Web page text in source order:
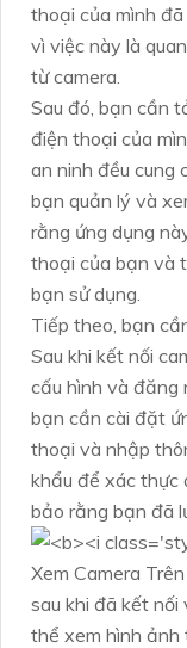
thoại của mình
vì việc này là
từ camera.
Sau đó, bạn cần
điện thoại của
an ninh đều cung
bạn quản lý và
rằng ứng dụng
thoại của bạn và
bạn sử dụng.
Tiếp theo, bạn
Sau khi kết nối
cấu hình và đăng
bạn cần cài đặt
thoại và nhập
khẩu để xác thực
bảo rằng bạn đã
sau khi đã kết
thể xem hình ảnh